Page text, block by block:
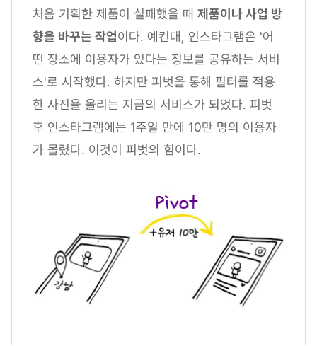
처음 기획한 제품이 실패했을 때 제품이나 사업 방
향을 바꾸는 작업이다. 예컨대, 인스타그램은 '어
떤 장소에 이용자가 있다는 정보를 공유하는 서비
스'로 시작했다. 하지만 피벗을 통해 필터를 적용
한 사진을 올리는 지금의 서비스가 되었다. 피벗
후 인스타그램에는 1주일 만에 10만 명의 이용자
가 몰렸다. 이것이 피벗의 힘이다.